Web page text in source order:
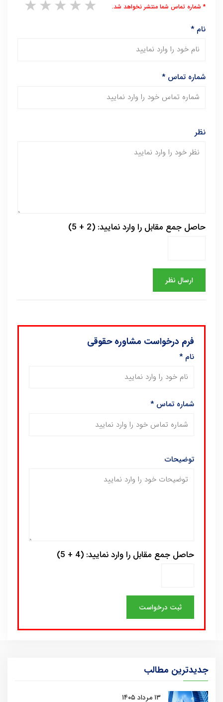
5 stars
4 stars
3 stars
2 stars * شماره تماس شما منتشر نخواهد شد.
نام*
شماره تماس*
نظر
حاصل جمع مقابل را وارد نمایید: (2 + 5)
فرم درخواست مشاوره حقوقی
نام*
شماره تماس*
توضیحات
حاصل جمع مقابل را وارد نمایید: (4 + 5)
جدیدترین مطالب
۱۳ مرداد ۱۴۰۵